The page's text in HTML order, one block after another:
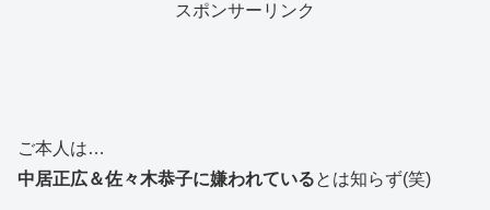
スポンサーリンク
ご本人は…
中居正広＆佐々木恭子に嫌われているとは知らず(笑)